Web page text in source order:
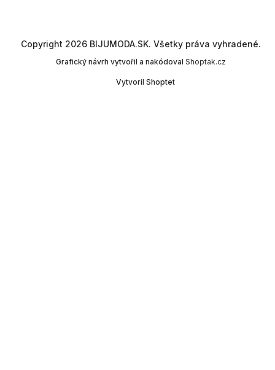
Vytvoril Shoptet
Copyright 2026 BIJUMODA.SK. Všetky práva vyhradené.
Grafický návrh vytvořil a nakódoval Shoptak.cz